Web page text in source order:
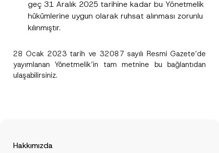
geç 31 Aralık 2025 tarihine kadar bu Yönetmelik
hükümlerine uygun olarak ruhsat alınması zorunlu
kılınmıştır.
28 Ocak 2023 tarih ve 32087 sayılı Resmi Gazete’de
yayımlanan Yönetmelik’in tam metnine bubağlantıdan
ulaşabilirsiniz.
Hakkımızda